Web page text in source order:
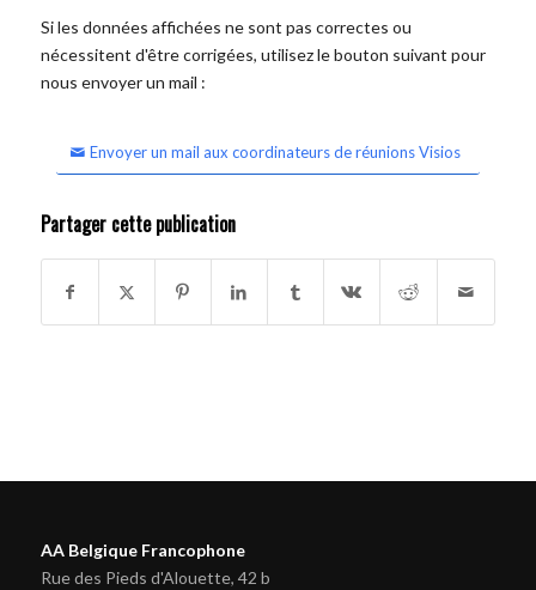
Si les données affichées ne sont pas correctes ou
nécessitent d'être corrigées, utilisez le bouton suivant pour
nous envoyer un mail :
Envoyer un mail aux coordinateurs de réunions Visios
Partager cette publication
AA Belgique Francophone
Rue des Pieds d'Alouette, 42 b